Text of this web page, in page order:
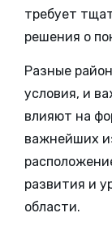
требует
решения о
Разные
условия, и
влияют на
важнейших
развития и
области.